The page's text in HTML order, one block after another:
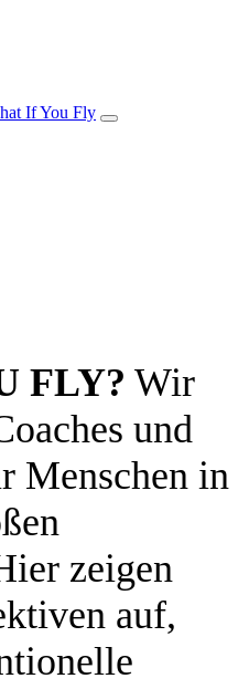
FLY? Wir
und
Menschen in
zeigen
auf,